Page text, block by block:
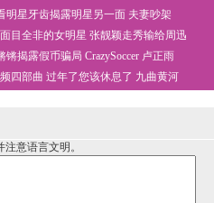
明星牙齿揭露明星另一面 夫妻吵架
目全非的女明星 张靓颖走秀输给周迅
锵揭露假币骗局 CrazySoccer 卢正雨
四部曲 过年了您该休息了 九曲黄河
意语言文明。